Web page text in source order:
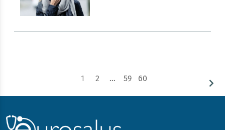
1 2 … 59 60